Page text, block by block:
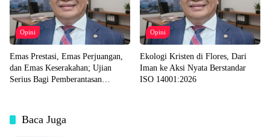
Opini
Emas Prestasi, Emas Perjuangan,
dan Emas Keserakahan; Ujian
Serius Bagi Pemberantasan
Opini
Ekologi Kristen di Flores, Dari
Iman ke Aksi Nyata Berstandar
ISO 14001:2026
Baca Juga